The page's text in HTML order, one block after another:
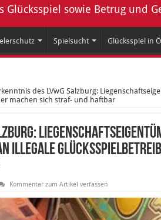
Glücksspiel sowie Betrug und
Spielsucht Glücksspiel in
des LVwG Salzburg:
machen sich straf- und haftbar
illegale
Kommentar zum Artikel verfassen